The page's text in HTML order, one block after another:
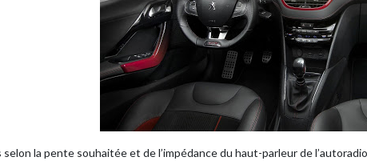
la pente souhaitée et de l’impédance du haut-parleur de